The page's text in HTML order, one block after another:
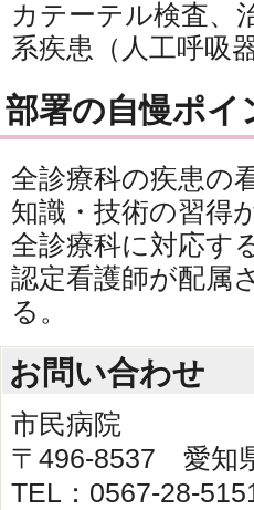
カテーテル検査、
系疾患（人工呼吸
部署の自慢ポイ
全診療科の疾患の
知識・技術の習得
全診療科に対応す
認定看護師が配属
る。
お問い合わせ
市民病院
〒496-8537 愛知
TEL：0567-28-